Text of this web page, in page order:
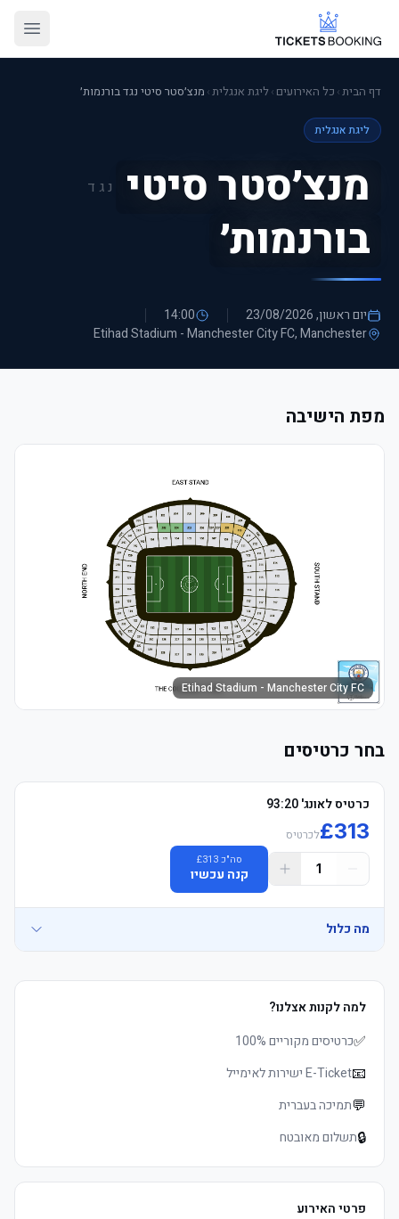
דף הבית› כל האירועים ›ליגת אנגלית› מנצ׳סטר סיטי נגד בורנמות׳
ליגת אנגלית
מנצ׳סטר סיטי נגד
בורנמות׳
יום ראשון, 23/08/2026
14:00
Etihad Stadium - Manchester City FC, Manchester
מפת הישיבה
Etihad Stadium - Manchester City FC
בחר כרטיסים
כרטיס לאונג' 93:20
£313 לכרטיס
1
סה"כ £313
קנה עכשיו
מה כלול
למה לקנות אצלנו?
✅כרטיסים מקוריים 100%
📧E-Ticket ישירות לאימייל
💬תמיכה בעברית
🔒תשלום מאובטח
פרטי האירוע